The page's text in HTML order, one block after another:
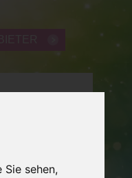
sehen,
ZURÜCK